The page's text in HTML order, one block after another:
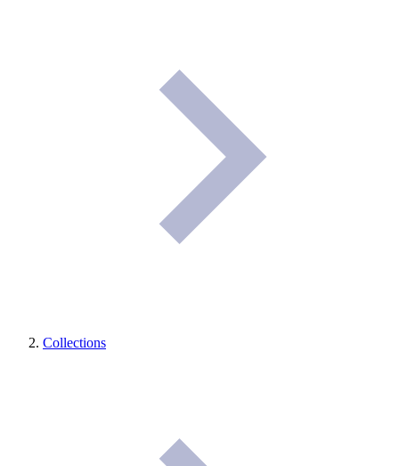
Collections